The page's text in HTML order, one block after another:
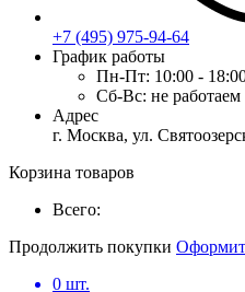
+7 (495) 975-94-64
График работы
Пн-Пт: 10:00 -
Сб-Вс: не работаем
Адрес
г. Москва, ул.
Корзина товаров
Всего:
Продолжить покупки
0 шт.